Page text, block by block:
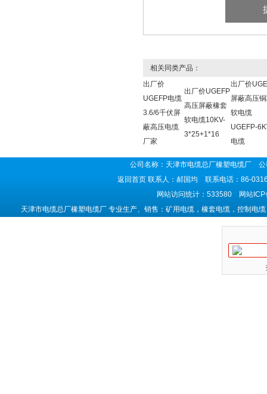
相关同类产品：
出厂价
UGEFP电缆
3.6/6千伏屏
蔽高压电缆
厂家
出厂价UGEFP
高压屏蔽橡套
软电缆10KV-
3*25+1*16
出厂价
屏蔽高压
软电缆
UGEFP-
电缆
公司名称：天津市电缆总厂橡塑电缆厂
返回首页联系人：郝国均 联系电话：86-
网站访问统计：533580 网站ICP
天津市电缆总厂橡塑电缆厂 专业生产、销售：矿用电缆，橡套电缆，控制电